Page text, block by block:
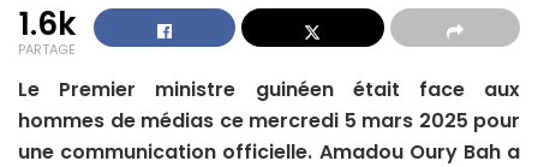
1.6k
PARTAGE
Le Premier ministre guinéen était face aux
hommes de médias ce mercredi 5 mars 2025 pour
une communication officielle. Amadou Oury Bah a